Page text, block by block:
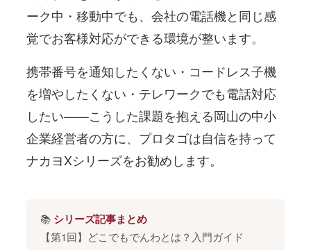
ーク中・移動中でも、会社の電話機と同じ感
覚でお客様対応ができる環境が整います。
携帯番号を通知したくない・コードレス子機
を増やしたくない・テレワークでも電話対応
したい——こうした課題を抱える岡山の中小
企業経営者の方に、プロタゴは自信を持って
ナカヨXシリーズをお勧めします。
📚 シリーズ記事まとめ
【第1回】どこでもでんわとは？入門ガイド